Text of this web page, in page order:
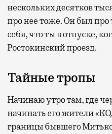
нескольких десятков
про нее тоже. Он был
себя, что ты в отпуске,
Ростокинский проезд.
Тайные тропы
Начинаю утро там, где
начинать его жители
границы бывшего